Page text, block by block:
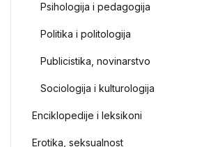
Psihologija i pedagogija
Politika i politologija
Publicistika, novinarstvo
Sociologija i kulturologija
Enciklopedije i leksikoni
Erotika, seksualnost